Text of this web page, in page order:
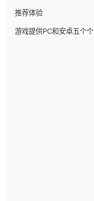
推荐体验
游戏提供PC和安卓五个